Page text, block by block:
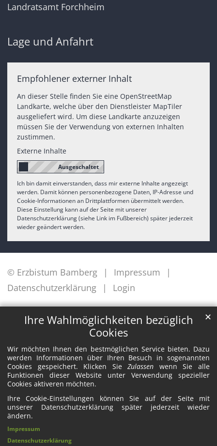
Ihre Wahlmöglichkeiten bezüglich
Cookies
Wir möchten Ihnen den bestmöglichen Service bieten. Dazu
werden Informationen über Ihren Besuch in sogenannten
Cookies gespeichert. Klicken SieZulassen wenn Sie alle
Funktionen dieser Website unter Verwendung spezieller
Cookies aktiveren möchten.
Ihre Cookie-Einstellungen können Sie auf der Seite mit
unserer Datenschutzerklärung später jederzeit wieder
ändern.
✕
Impressum
Datenschutzerklärung
Landratsamt Forchheim
Lage und Anfahrt
Empfohlener externer Inhalt
An dieser Stelle finden Sie eine OpenStreetMap
Landkarte, welche über den Dienstleister MapTiler
ausgeliefert wird. Um diese Landkarte anzuzeigen
müssen Sie der Verwendung von externen Inhalten
zustimmen.
Externe Inhalte
Ich bin damit einverstanden, dass mir externe Inhalte angezeigt
werden. Damit können personenbezogene Daten, IP-Adresse und
Cookie-Informationen an Drittplattformen übermittelt werden.
Diese Einstellung kann auf der Seite mit unserer
Datenschutzerklärung (siehe Link im Fußbereich) später jederzeit
wieder geändert werden.
© Erzbistum Bamberg
Impressum
Datenschutzerklärung
Login